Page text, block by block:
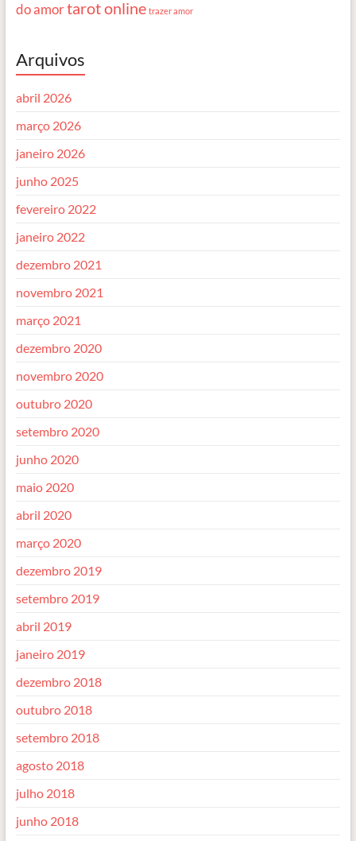
do amortarot online trazer amor
Arquivos
abril 2026
março 2026
janeiro 2026
junho 2025
fevereiro 2022
janeiro 2022
dezembro 2021
novembro 2021
março 2021
dezembro 2020
novembro 2020
outubro 2020
setembro 2020
junho 2020
maio 2020
abril 2020
março 2020
dezembro 2019
setembro 2019
abril 2019
janeiro 2019
dezembro 2018
outubro 2018
setembro 2018
agosto 2018
julho 2018
junho 2018